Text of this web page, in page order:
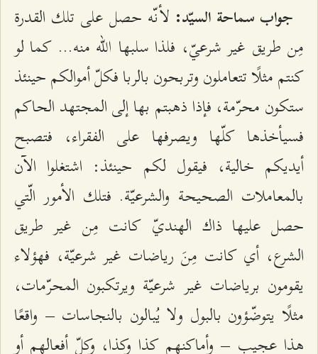
جواب سماحة السيّد: لأنّه حصل على تلك القدرة
مِن طريق غير شرعيّ، فلذا سلبها الله منه... كما لو
كنتم مثلًا تتعاملون وتربحون بالربا فكلّ أموالكم حينئذ
ستكون محرّمة، فإذا ذهبتم بها إلى المجتهد الحاكم
فسيأخذها كلّها ويصرفها على الفقراء، فتصبح
أيديكم خالية، فيقول لكم حينئذ: اشتغلوا الآن
بالمعاملات الصحيحة والشرعيّة. فتلك الأمور الّتي
حصل عليها ذاك الهنديّ كانت مِن غير طريق
الشرع، أي كانت مِنَ رياضات غير شرعيّة، فهؤلاء
يقومون برياضات غير شرعيّة ويرتكبون المحرّمات،
مثلًا يتوضّؤون بالبول ولا يُبالون بالنجاسات – واقعًا
هذا عجيب – وأماكنهم كذا وكذا، وكلّ أفعالهم أو